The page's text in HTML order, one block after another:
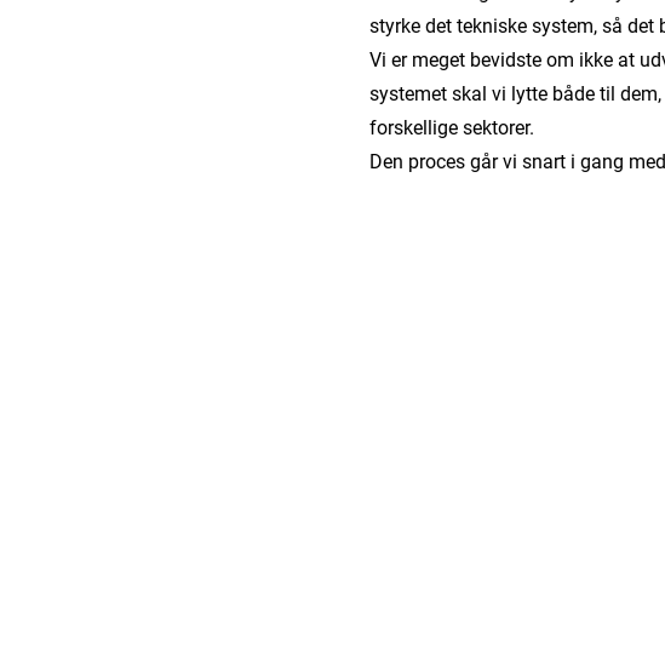
styrke det tekniske system, så
Vi er meget bevidste om ikke at
systemet skal vi lytte både til
forskellige sektorer.
Den proces går vi snart i gang